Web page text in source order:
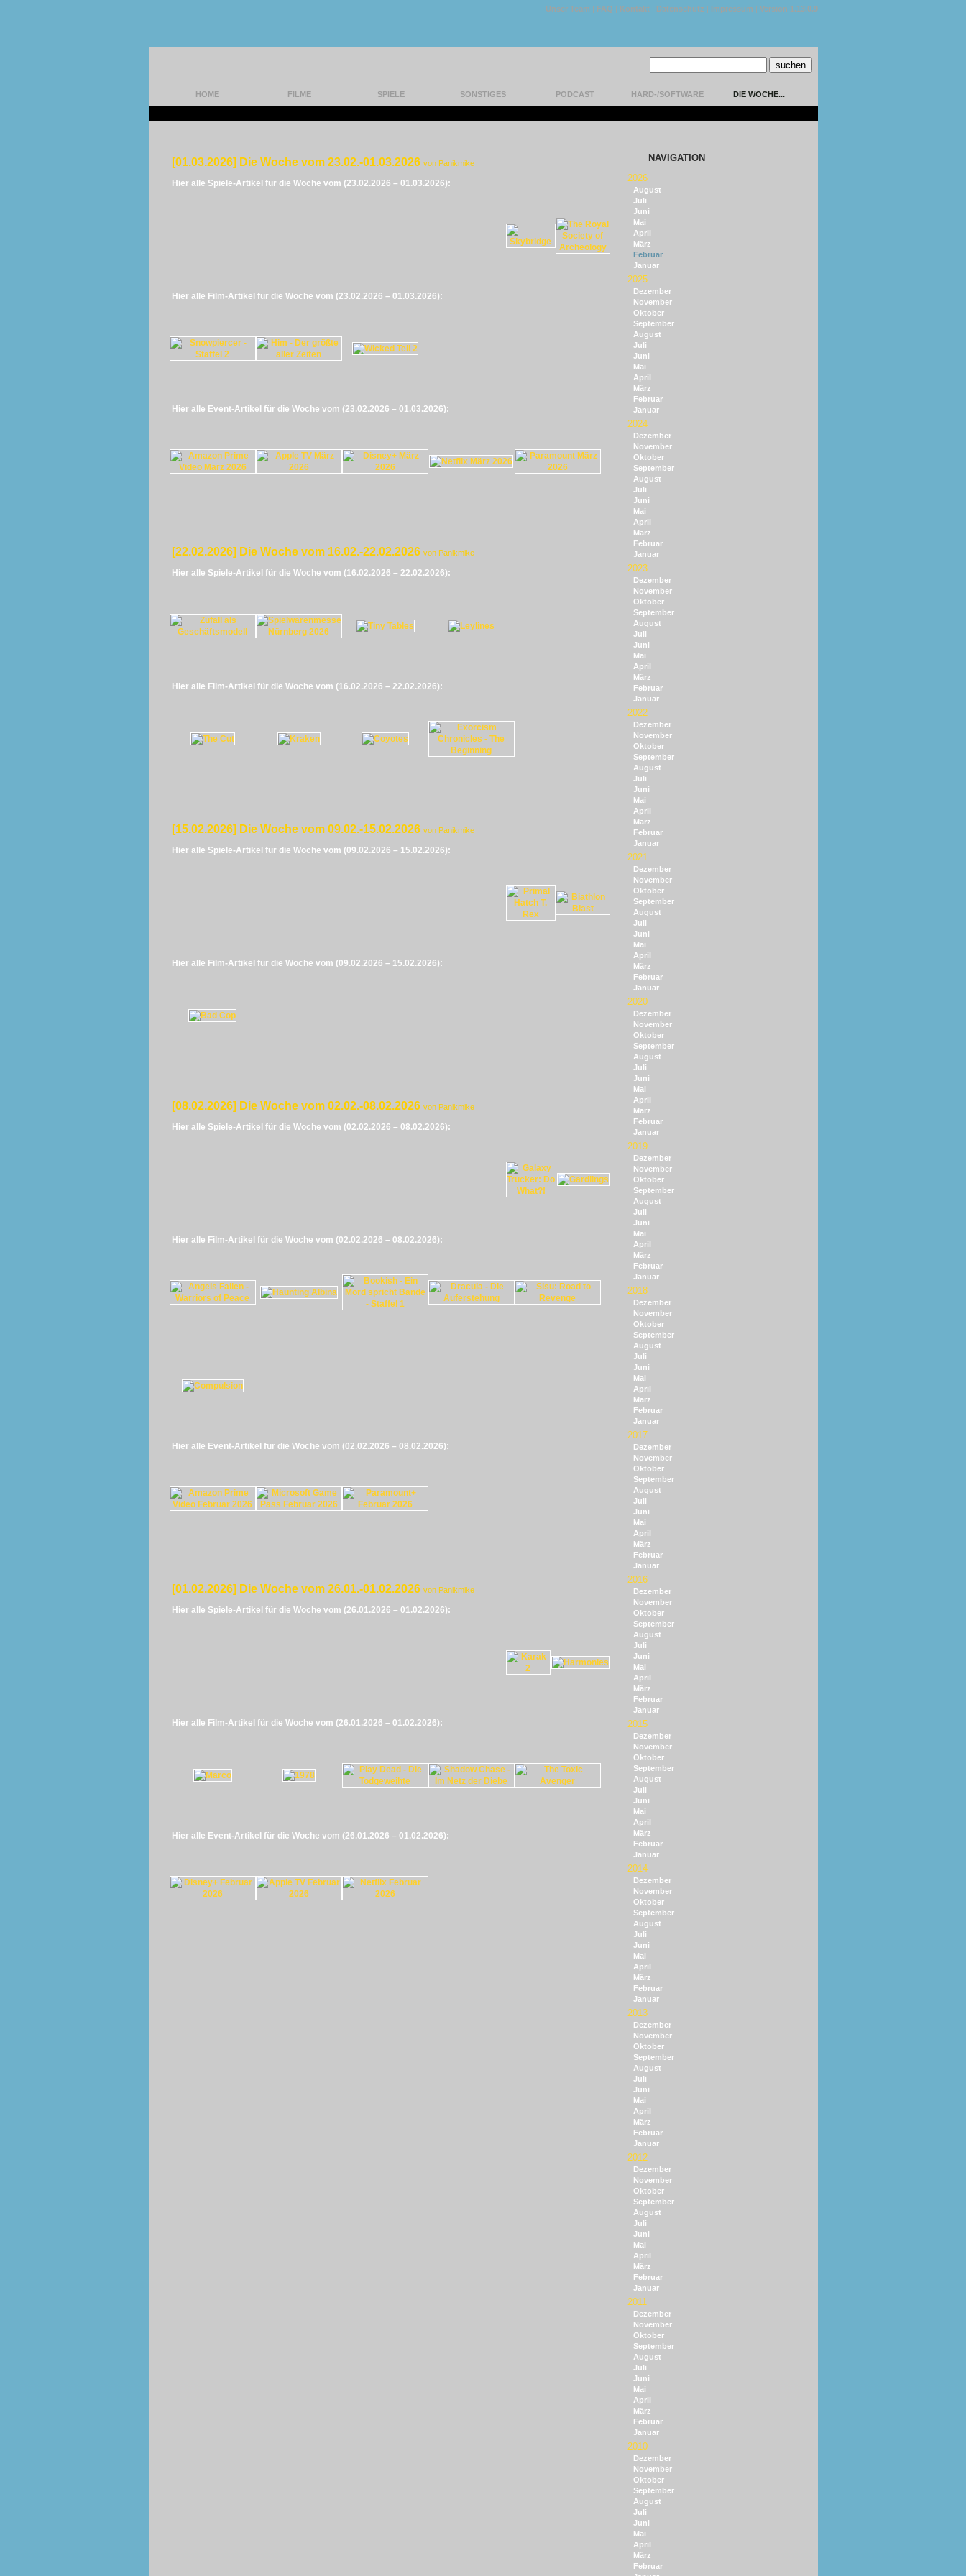
Unser Team | FAQ | Kontakt | Datenschutz | Impressum | Version 1.13.0.9
HOME FILME SPIELE SONSTIGES PODCAST HARD-/SOFTWARE DIE WOCHE...
[01.03.2026] Die Woche vom 23.02.-01.03.2026 von Panikmike
Hier alle Spiele-Artikel für die Woche vom (23.02.2026 – 01.03.2026):
Hier alle Film-Artikel für die Woche vom (23.02.2026 – 01.03.2026):
Hier alle Event-Artikel für die Woche vom (23.02.2026 – 01.03.2026):
[22.02.2026] Die Woche vom 16.02.-22.02.2026 von Panikmike
Hier alle Spiele-Artikel für die Woche vom (16.02.2026 – 22.02.2026):
Hier alle Film-Artikel für die Woche vom (16.02.2026 – 22.02.2026):
[15.02.2026] Die Woche vom 09.02.-15.02.2026 von Panikmike
Hier alle Spiele-Artikel für die Woche vom (09.02.2026 – 15.02.2026):
Hier alle Film-Artikel für die Woche vom (09.02.2026 – 15.02.2026):
[08.02.2026] Die Woche vom 02.02.-08.02.2026 von Panikmike
Hier alle Spiele-Artikel für die Woche vom (02.02.2026 – 08.02.2026):
Hier alle Film-Artikel für die Woche vom (02.02.2026 – 08.02.2026):
Hier alle Event-Artikel für die Woche vom (02.02.2026 – 08.02.2026):
[01.02.2026] Die Woche vom 26.01.-01.02.2026 von Panikmike
Hier alle Spiele-Artikel für die Woche vom (26.01.2026 – 01.02.2026):
Hier alle Film-Artikel für die Woche vom (26.01.2026 – 01.02.2026):
Hier alle Event-Artikel für die Woche vom (26.01.2026 – 01.02.2026):
NAVIGATION
2026
August
Juli
Juni
Mai
April
März
Februar
Januar
2025
Dezember
November
Oktober
September
August
Juli
Juni
Mai
April
März
Februar
Januar
2024
Dezember
November
Oktober
September
August
Juli
Juni
Mai
April
März
Februar
Januar
2023
Dezember
November
Oktober
September
August
Juli
Juni
Mai
April
März
Februar
Januar
2022
Dezember
November
Oktober
September
August
Juli
Juni
Mai
April
März
Februar
Januar
2021
Dezember
November
Oktober
September
August
Juli
Juni
Mai
April
März
Februar
Januar
2020
Dezember
November
Oktober
September
August
Juli
Juni
Mai
April
März
Februar
Januar
2019
Dezember
November
Oktober
September
August
Juli
Juni
Mai
April
März
Februar
Januar
2018
Dezember
November
Oktober
September
August
Juli
Juni
Mai
April
März
Februar
Januar
2017
Dezember
November
Oktober
September
August
Juli
Juni
Mai
April
März
Februar
Januar
2016
Dezember
November
Oktober
September
August
Juli
Juni
Mai
April
März
Februar
Januar
2015
Dezember
November
Oktober
September
August
Juli
Juni
Mai
April
März
Februar
Januar
2014
Dezember
November
Oktober
September
August
Juli
Juni
Mai
April
März
Februar
Januar
2013
Dezember
November
Oktober
September
August
Juli
Juni
Mai
April
März
Februar
Januar
2012
Dezember
November
Oktober
September
August
Juli
Juni
Mai
April
März
Februar
Januar
2011
Dezember
November
Oktober
September
August
Juli
Juni
Mai
April
März
Februar
Januar
2010
Dezember
November
Oktober
September
August
Juli
Juni
Mai
April
März
Februar